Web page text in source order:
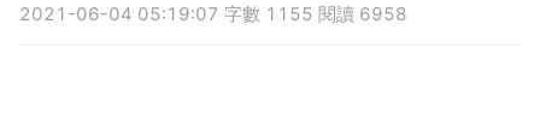
2021-06-04 05:19:07 字數 1155 閱讀 6958